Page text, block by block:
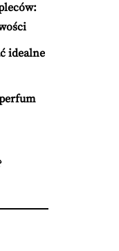
idealne